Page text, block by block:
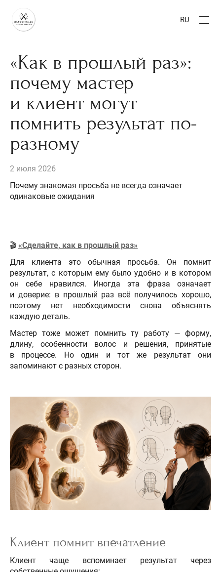
RU
«Как в прошлый раз»:
почему мастер
и клиент могут
помнить результат по-
разному
2 июля 2026
Почему знакомая просьба не всегда означает
одинаковые ожидания
🎬 «Сделайте, как в прошлый раз»
Для клиента это обычная просьба. Он помнит
результат, с которым ему было удобно и в котором
он себе нравился. Иногда эта фраза означает
и доверие: в прошлый раз всё получилось хорошо,
поэтому нет необходимости снова объяснять
каждую деталь.
Мастер тоже может помнить ту работу — форму,
длину, особенности волос и решения, принятые
в процессе. Но один и тот же результат они
запоминают с разных сторон.
Клиент помнит впечатление
Клиент чаще вспоминает результат через